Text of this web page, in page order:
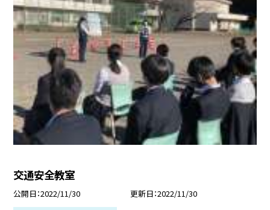
交通安全教室
公開日 2022/11/30 更新日 2022/11/30